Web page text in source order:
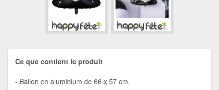
Ce que contient le produit
Ballon en aluminium de 66 x 57 cm.